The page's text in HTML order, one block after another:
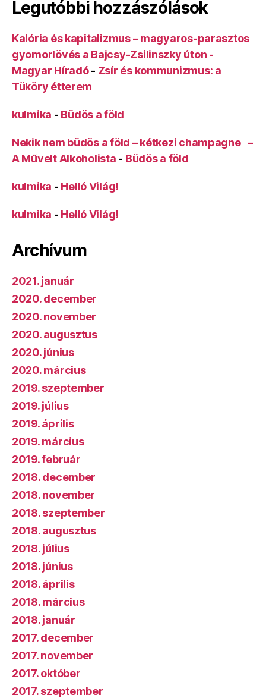
Legutóbbi hozzászólások
Kalória és kapitalizmus – magyaros-parasztos
gyomorlövés a Bajcsy-Zsilinszky úton -
Magyar Híradó- Zsír és kommunizmus: a
Tüköry étterem
kulmika - Büdös a föld
Nekik nem büdös a föld – kétkezi champagne –
A Művelt Alkoholista - Büdös a föld
kulmika - Helló Világ!
kulmika - Helló Világ!
Archívum
2021. január
2020. december
2020. november
2020. augusztus
2020. június
2020. március
2019. szeptember
2019. július
2019. április
2019. március
2019. február
2018. december
2018. november
2018. szeptember
2018. augusztus
2018. július
2018. június
2018. április
2018. március
2018. január
2017. december
2017. november
2017. október
2017. szeptember